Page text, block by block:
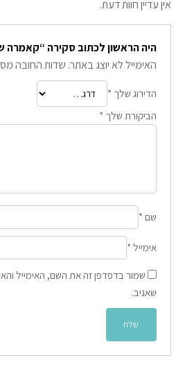
אין עדיין חוות דעת.
היה הראשון לכתוב סקירה “קאמרה
האימייל לא יוצג באתר. שדות החובה
הדירוג שלך *
הביקורת שלך *
שם *
אימייל *
שמור בדפדפן זה את השם, האימייל
שאגיב.